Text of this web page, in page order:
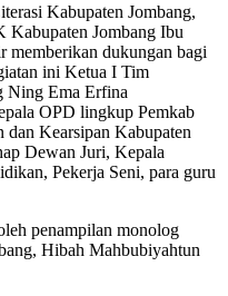
Kabupaten Jombang,
Kabupaten Jombang Ibu
memberikan dukungan bagi
ini Ketua I Tim
Ning Ema Erfina
OPD lingkup Pemkab
dan Kearsipan Kabupaten
Dewan Juri, Kepala
Pekerja Seni, para guru
penampilan monolog
Hibah Mahbubiyahtun